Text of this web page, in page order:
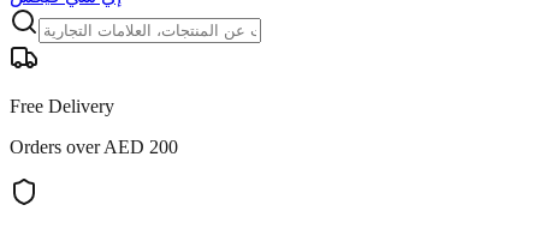
Free Delivery
Orders over AED 200